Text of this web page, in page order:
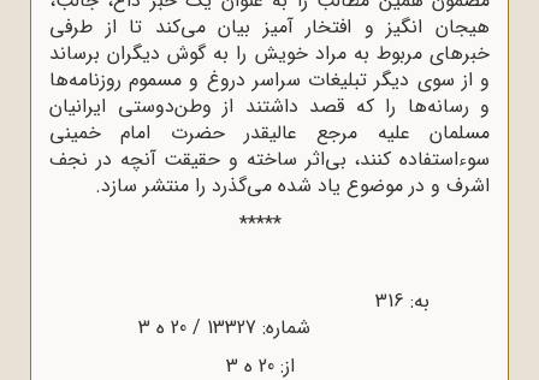
هیجان انگیز و افتخار آمیز بیان می‌کند تا از طرفی
خبرهای مربوط به مراد خویش را به گوش دیگران برساند
و از سوی دیگر تبلیغات سراسر دروغ و مسموم روزنامه‌ها
و رسانه‌ها را که قصد داشتند از وطن‌دوستی ایرانیان
مسلمان علیه مرجع عالیقدر حضرت امام خمینی
سوءاستفاده کنند، بی‌اثر ساخته و حقیقت آنچه در نجف
اشرف و در موضوع یاد شده می‌گذرد را منتشر سازد.
*****
شماره: 13327 / 20 ه‌ 3
از: 20 ه‌ 3